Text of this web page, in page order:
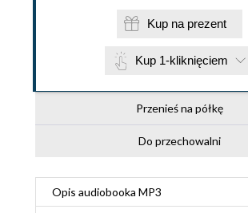
Kup na prezent
Kup 1-kliknięciem
Przenieś na półkę
Do przechowalni
Opis audiobooka MP3